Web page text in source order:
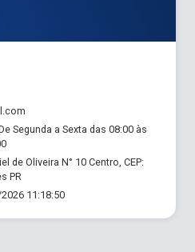
Segunda a Sexta das 08:00 às
de Oliveira N° 10 Centro, CEP:
PR
11:18:50